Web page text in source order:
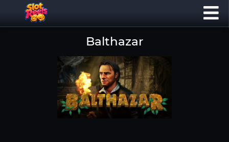
Balthazar